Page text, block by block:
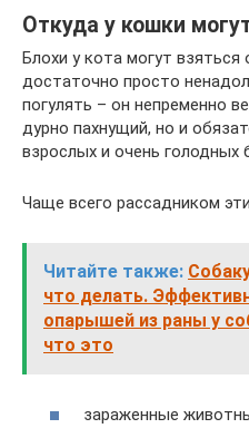
Откуда у кошки
Блохи у кота могут
достаточно просто
погулять – он непременно
дурно пахнущий, но и
взрослых и очень голодных
Чаще всего рассадником
Читайте также:
что делать.
опарышей из раны у
что это
зараженные